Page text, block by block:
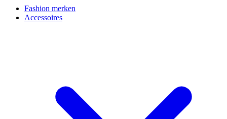
Fashion merken
Accessoires